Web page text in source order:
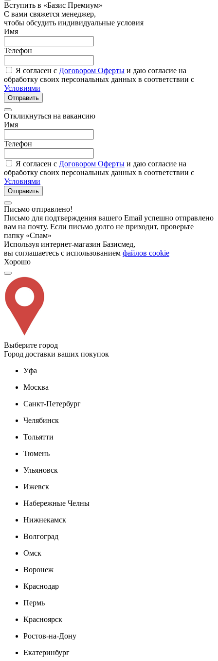
Вступить в «Базис Премиум»
С вами свяжется менеджер,
чтобы обсудить индивидуальные условия
Имя
Телефон
Я согласен с Договором Оферты и даю согласие на
обработку своих персональных данных в соответствии с
Условиями
Отправить
Откликнуться на вакансию
Имя
Телефон
Я согласен с Договором Оферты и даю согласие на
обработку своих персональных данных в соответствии с
Условиями
Отправить
Письмо отправлено!
Письмо для подтверждения вашего Email успешно отправлено
вам на почту. Если письмо долго не приходит, проверьте
папку «Спам»
Используя интернет-магазин Базисмед,
вы соглашаетесь с использованием файлов cookie
Хорошо
Выберите город
Город доставки ваших покупок
Уфа
Москва
Санкт-Петербург
Челябинск
Тольятти
Тюмень
Ульяновск
Ижевск
Набережные Челны
Нижнекамск
Волгоград
Омск
Воронеж
Краснодар
Пермь
Красноярск
Ростов-на-Дону
Екатеринбург